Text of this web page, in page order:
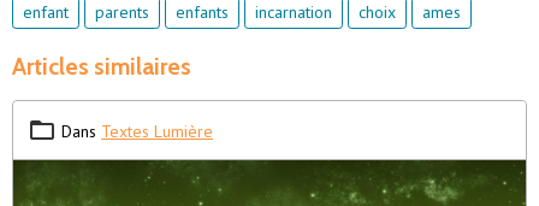
enfant parents enfants incarnation choix ames
Articles similaires
Dans Textes Lumière